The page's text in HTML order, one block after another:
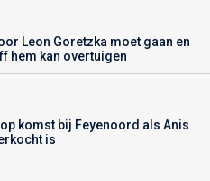
Leon Goretzka moet gaan en
hem kan overtuigen
komst bij Feyenoord als Anis
is